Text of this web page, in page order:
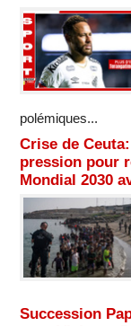
polémiques...
Crise de
pression pour
Mondial 2030
Succession